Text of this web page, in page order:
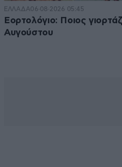
ΕΛΛΑΔΑ06·08·2026 05:45
Εορτολόγιο: Ποιος
Αυγούστου